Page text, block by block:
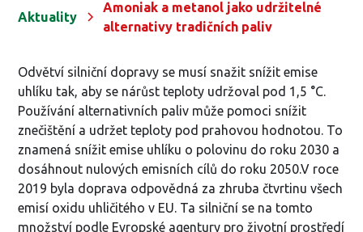
Aktuality
Amoniak a metanol jako udržitelné
alternativy tradičních paliv
Odvětví silniční dopravy se musí snažit snížit emise
uhlíku tak, aby se nárůst teploty udržoval pod 1,5 °C.
Používání alternativních paliv může pomoci snížit
znečištění a udržet teploty pod prahovou hodnotou. To
znamená snížit emise uhlíku o polovinu do roku 2030 a
dosáhnout nulových emisních cílů do roku 2050.V roce
2019 byla doprava odpovědná za zhruba čtvrtinu všech
emisí oxidu uhličitého v EU. Ta silniční se na tomto
množství podle Evropské agentury pro životní prostředí